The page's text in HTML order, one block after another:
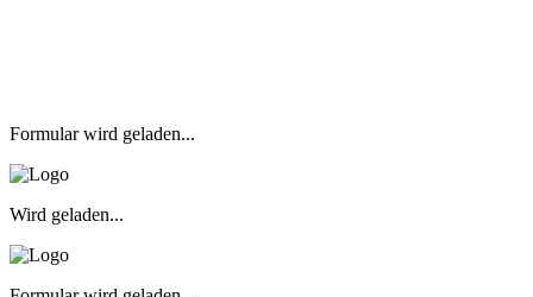
Formular wird geladen...
Wird geladen...